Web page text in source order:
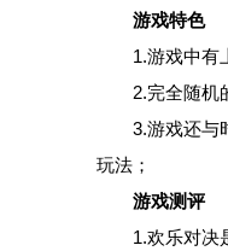
游戏特色
1.游戏中有
2.完全随机
3.游戏还与
玩法；
游戏测评
1.欢乐对决